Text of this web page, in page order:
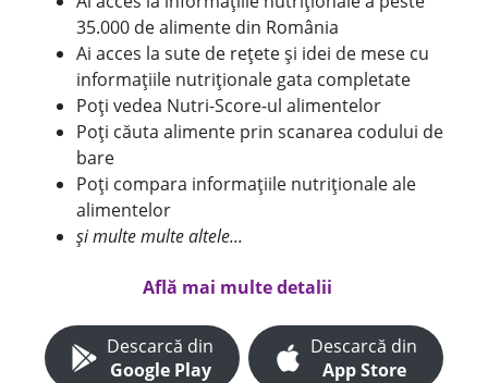
35.000 de alimente din România
Ai acces la sute de rețete și idei de mese cu
informațiile nutriționale gata completate
Poți vedea Nutri-Score-ul alimentelor
Poți căuta alimente prin scanarea codului de
bare
Poți compara informațiile nutriționale ale
alimentelor
și multe multe altele...
Află mai multe detalii
Descarcă din
Google Play
Descarcă din
App Store